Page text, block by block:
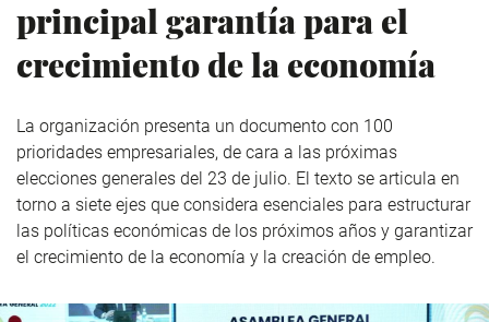
principal garantía para el
crecimiento de la economía
La organización presenta un documento con 100
prioridades empresariales, de cara a las próximas
elecciones generales del 23 de julio. El texto se articula en
torno a siete ejes que considera esenciales para estructurar
las políticas económicas de los próximos años y garantizar
el crecimiento de la economía y la creación de empleo.